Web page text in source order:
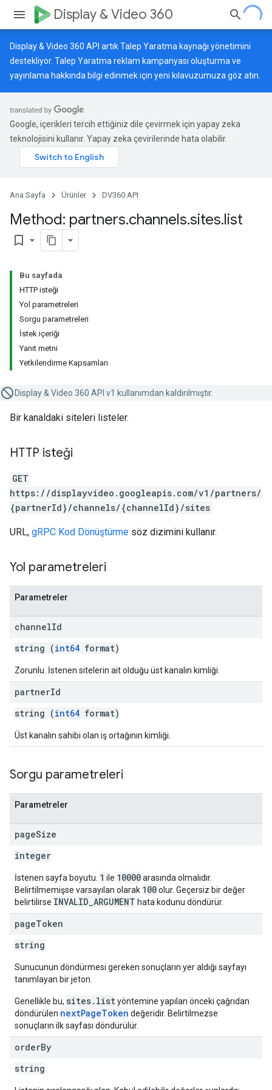
Display & Video 360
Display & Video 360 API artık Talep Yaratma kaynağı yönetimini
destekliyor. Talep Yaratma reklam kampanyası oluşturma ve
yayınlama hakkında bilgi edinmek için yeni kılavuzumuza göz atın.
Google, içerikleri tercih ettiğiniz dile çevirmek için yapay zeka
teknolojisini kullanır. Yapay zeka çevirilerinde hata olabilir.
Ana Sayfa Ürünler DV360 API
Method: partners.channels.sites.list
bookmark_border
Bu sayfada
HTTP isteği
Yol parametreleri
Sorgu parametreleri
İstek içeriği
Yanıt metni
Yetkilendirme Kapsamları
Display & Video 360 API v1 kullanımdan kaldırılmıştır.
Bir kanaldaki siteleri listeler.
HTTP isteği
GET
https://displayvideo.googleapis.com/v1/partners/
{partnerId}/channels/{channelId}/sites
URL, gRPC Kod Dönüştürme söz dizimini kullanır.
Yol parametreleri
Parametreler
channelId
string (int64 format)
Zorunlu. İstenen sitelerin ait olduğu üst kanalın kimliği.
partnerId
string (int64 format)
Üst kanalın sahibi olan iş ortağının kimliği.
Sorgu parametreleri
Parametreler
pageSize
integer
İstenen sayfa boyutu. 1 ile 10000arasında olmalıdır.
Belirtilmemişse varsayılan olarak 100olur. Geçersiz bir değer
belirtilirse INVALID_ARGUMENT hata kodunu döndürür.
pageToken
string
Sunucunun döndürmesi gereken sonuçların yer aldığı sayfayı
tanımlayan bir jeton.
Genellikle bu, sites.listyöntemine yapılan önceki çağrıdan
döndürülen nextPageToken değeridir. Belirtilmezse
sonuçların ilk sayfası döndürülür.
orderBy
string